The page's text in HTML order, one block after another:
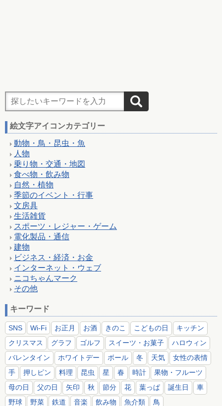
絵文字アイコンカテゴリー
動物・鳥・昆虫・魚
人物
乗り物・交通・地図
食べ物・飲み物
自然・植物
季節のイベント・行事
文房具
生活雑貨
スポーツ・レジャー・ゲーム
電化製品・通信
建物
ビジネス・経済・お金
インターネット・ウェブ
ニコちゃんマーク
その他
キーワード
SNS Wi-Fi お正月 お酒 きのこ こどもの日
キッチン
クリスマス
グラフ ゴルフ スイーツ・お菓子
ハロウィン
バレンタイン
ホワイトデー ボール 冬 天気
女性の表情
手
押しピン 料理 昆虫 星 春 時計
果物・フルーツ
母の日
父の日 矢印 秋 節分 花 葉っぱ 誕生日
車
野球
野菜 鉄道 音楽 飲み物 魚介類 鳥